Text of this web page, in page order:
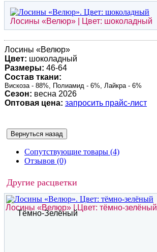
Лосины «Велюр» | Цвет: шоколадный
Лосины «Велюр»
Цвет: шоколадный
Размеры: 46-64
Состав ткани:
Вискоза - 88%, Полиамид - 6%, Лайкра - 6%
Сезон: весна 2026
Оптовая цена: запросить прайс-лист
Сопутствующие товары (4)
Отзывов (0)
Другие расцветки
Лосины «Велюр» | Цвет: тёмно-зелёный
Тёмно-Зелёный